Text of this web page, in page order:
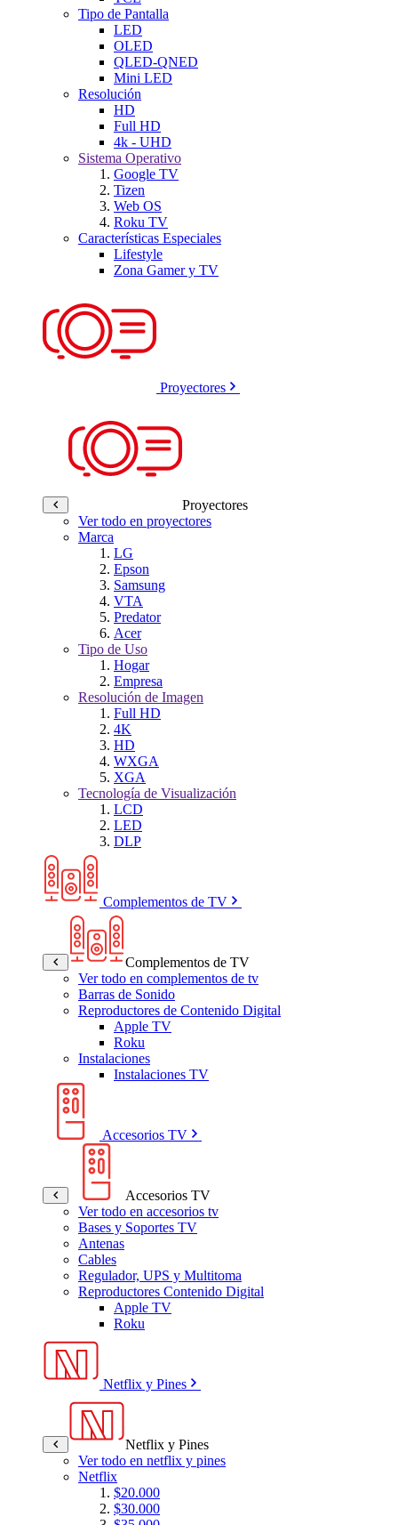
Tipo de Pantalla
LED
OLED
QLED-QNED
Mini LED
Resolución
HD
Full HD
4k - UHD
Sistema Operativo
Google TV
Tizen
Web OS
Roku TV
Características Especiales
Lifestyle
Zona Gamer y TV
Proyectores
Proyectores
Ver todo en proyectores
Marca
LG
Epson
Samsung
VTA
Predator
Acer
Tipo de Uso
Hogar
Empresa
Resolución de Imagen
Full HD
4K
HD
WXGA
XGA
Tecnología de Visualización
LCD
LED
DLP
Complementos de TV
Complementos de TV
Ver todo en complementos de tv
Barras de Sonido
Reproductores de Contenido Digital
Apple TV
Roku
Instalaciones
Instalaciones TV
Accesorios TV
Accesorios TV
Ver todo en accesorios tv
Bases y Soportes TV
Antenas
Cables
Regulador, UPS y Multitoma
Reproductores Contenido Digital
Apple TV
Roku
Netflix y Pines
Netflix y Pines
Ver todo en netflix y pines
Netflix
$20.000
$30.000